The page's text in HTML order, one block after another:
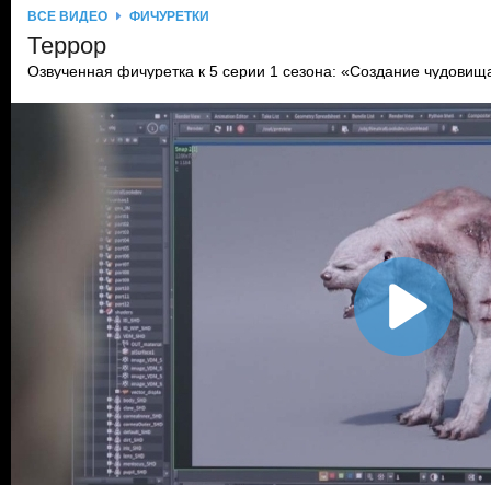
ВСЕ ВИДЕО ФИЧУРЕТКИ
Террор
Озвученная фичуретка к 5 серии 1 сезона: «Создание